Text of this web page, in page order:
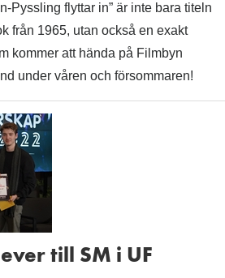
Pyssling flyttar in” är inte bara titeln
från 1965, utan också en exakt
kommer att hända på Filmbyn
under våren och försommaren!
till SM i UF